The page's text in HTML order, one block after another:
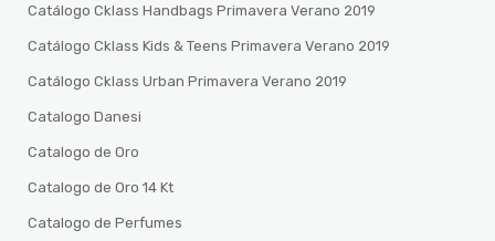
Catálogo Cklass Handbags Primavera Verano 2019
Catálogo Cklass Kids & Teens Primavera Verano 2019
Catálogo Cklass Urban Primavera Verano 2019
Catalogo Danesi
Catalogo de Oro
Catalogo de Oro 14 Kt
Catalogo de Perfumes